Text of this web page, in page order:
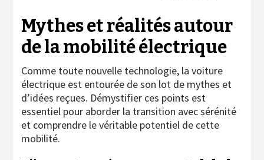
Mythes et réalités autour
de la mobilité électrique
Comme toute nouvelle technologie, la voiture
électrique est entourée de son lot de mythes et
d’idées reçues. Démystifier ces points est
essentiel pour aborder la transition avec sérénité
et comprendre le véritable potentiel de cette
mobilité.